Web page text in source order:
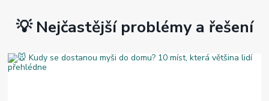
💡 Nejčastější problémy a řešení